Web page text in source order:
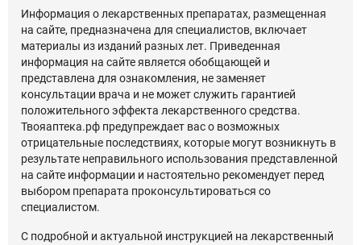
Информация о лекарственных препаратах, размещенная
на сайте, предназначена для специалистов, включает
материалы из изданий разных лет. Приведенная
информация на сайте является обобщающей и
представлена для ознакомления, не заменяет
консультации врача и не может служить гарантией
положительного эффекта лекарственного средства.
Твояаптека.рф предупреждает вас о возможных
отрицательные последствиях, которые могут возникнуть в
результате неправильного использования представленной
на сайте информации и настоятельно рекомендует перед
выбором препарата проконсультироваться со
специалистом.
С подробной и актуальной инструкцией на лекарственный